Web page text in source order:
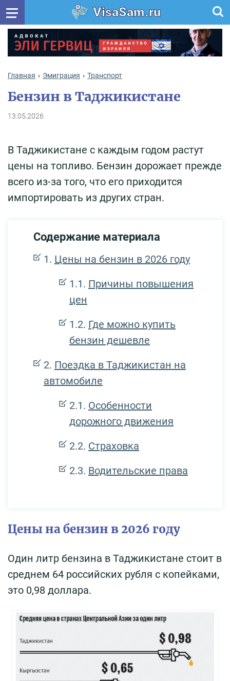
VisaSam.ru
Главная Эмиграция Транспорт
Бензин в Таджикистане
13.05.2026
В Таджикистане с каждым годом растут
цены на топливо. Бензин дорожает прежде
всего из-за того, что его приходится
импортировать из других стран.
Содержание материала
Цены на бензин в 2026 году
Причины повышения
цен
Где можно купить
бензин дешевле
Поездка в Таджикистан на
автомобиле
Особенности
дорожного движения
Страховка
Водительские права
Цены на бензин в 2026 году
Один литр бензина в Таджикистане стоит в
среднем 64 российских рубля с копейками,
это 0,98 доллара.